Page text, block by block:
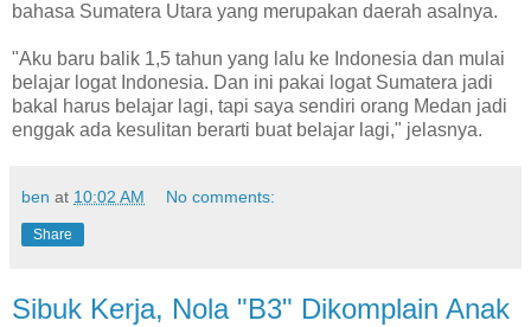
bahasa Sumatera Utara yang merupakan daerah asalnya.
"Aku baru balik 1,5 tahun yang lalu ke Indonesia dan mulai
belajar logat Indonesia. Dan ini pakai logat Sumatera jadi
bakal harus belajar lagi, tapi saya sendiri orang Medan jadi
enggak ada kesulitan berarti buat belajar lagi," jelasnya.
ben at 10:02 AM No comments:
Share
Sibuk Kerja, Nola "B3" Dikomplain Anak